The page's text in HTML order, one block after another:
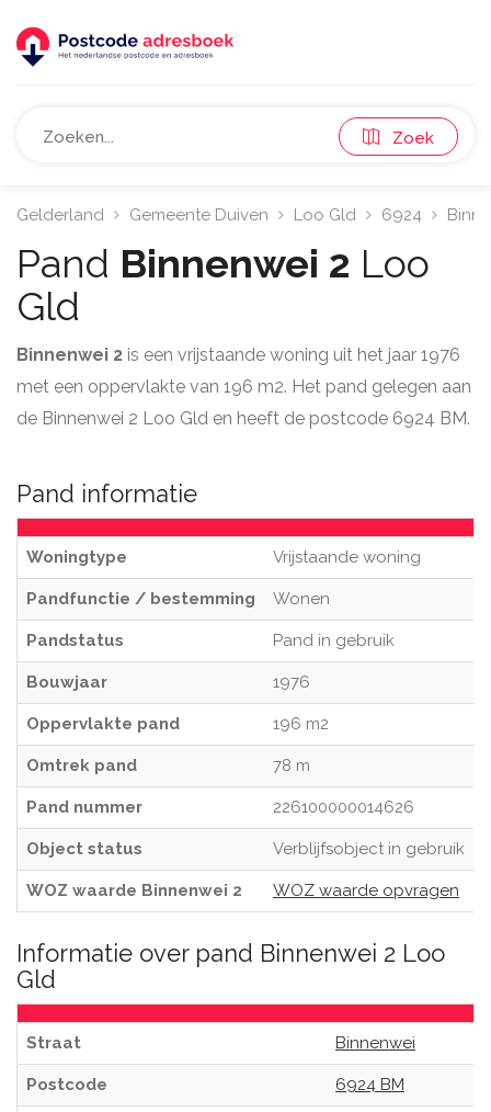
Zoek
Gelderland Gemeente Duiven Loo Gld 6924
Pand Binnenwei 2 Loo
Gld
Binnenwei 2 is een vrijstaande woning uit het jaar 1976
met een oppervlakte van 196 m2. Het pand gelegen aan
de Binnenwei 2 Loo Gld en heeft de postcode 6924 BM.
Pand informatie
Woningtype Vrijstaande woning
Pandfunctie / bestemming Wonen
Pandstatus Pand in gebruik
Bouwjaar 1976
Oppervlakte pand 196 m2
Omtrek pand 78 m
Pand nummer 226100000014626
Object status Verblijfsobject in gebruik
WOZ waarde Binnenwei 2 WOZ waarde opvragen
Informatie over pand Binnenwei 2 Loo
Gld
Straat Binnenwei
Postcode 6924 BM